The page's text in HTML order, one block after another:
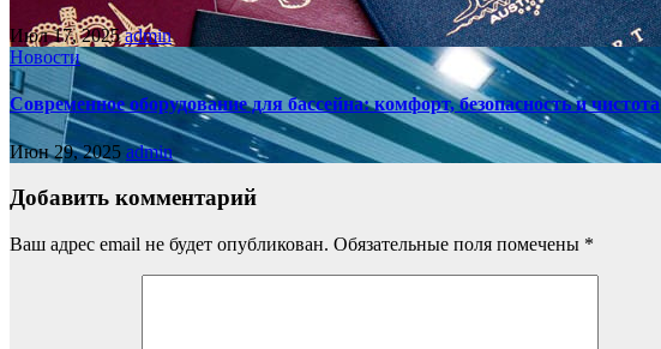
Июл 17, 2025admin
Новости
Современное оборудование для бассейна: комфорт, безопасность и чистота
Июн 29, 2025 admin
Добавить комментарий
Ваш адрес email не будет опубликован. Обязательные поля помечены *